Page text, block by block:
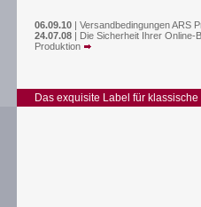
06.09.10 | Versandbedingungen ARS
24.07.08 | Die Sicherheit Ihrer Online-
Produktion
Das exquisite Label für klassische